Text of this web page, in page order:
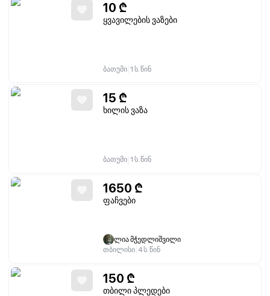
10 ₾
ყვავილების ვაზები
ბათუმი 1 ს. წინ
15 ₾
ხილის ვაზა
ბათუმი 1 ს. წინ
1650 ₾
ფაჩვები
ლია მჭედლიშვილი
თბილისი 4 ს. წინ
150 ₾
თბილი პლედები